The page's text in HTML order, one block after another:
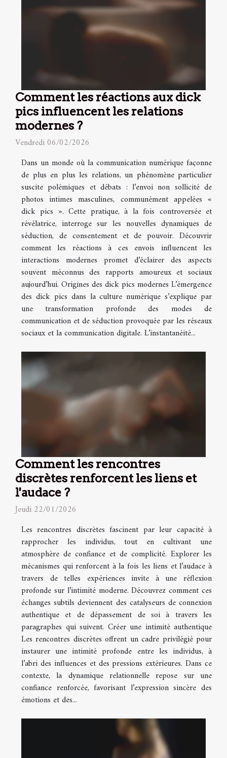
Comment les réactions aux dick
pics influencent les relations
modernes ?
Vendredi 06/02/2026
Dans un monde où la communication numérique façonne
de plus en plus les relations, un phénomène particulier
suscite polémiques et débats : l’envoi non sollicité de
photos intimes masculines, communément appelées «
dick pics ». Cette pratique, à la fois controversée et
révélatrice, interroge sur les nouvelles dynamiques de
séduction, de consentement et de pouvoir. Découvrir
comment les réactions à ces envois influencent les
interactions modernes promet d’éclairer des aspects
souvent méconnus des rapports amoureux et sociaux
aujourd’hui. Origines des dick pics modernes L’émergence
des dick pics dans la culture numérique s’explique par
une transformation profonde des modes de
communication et de séduction provoquée par les réseaux
sociaux et la communication digitale. L’instantanéité...
Comment les rencontres
discrètes renforcent les liens et
l'audace ?
Jeudi 22/01/2026
Les rencontres discrètes fascinent par leur capacité à
rapprocher les individus, tout en cultivant une
atmosphère de confiance et de complicité. Explorer les
mécanismes qui renforcent à la fois les liens et l’audace à
travers de telles expériences invite à une réflexion
profonde sur l’intimité moderne. Découvrez comment ces
échanges subtils deviennent des catalyseurs de connexion
authentique et de dépassement de soi à travers les
paragraphes qui suivent. Créer une intimité authentique
Les rencontres discrètes offrent un cadre privilégié pour
instaurer une intimité profonde entre les individus, à
l’abri des influences et des pressions extérieures. Dans ce
contexte, la dynamique relationnelle repose sur une
confiance renforcée, favorisant l’expression sincère des
émotions et des...